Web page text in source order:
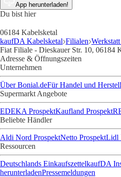
App herunterladen!
Du bist hier
06184 Kabelsketal
kaufDA Kabelsketal Filialen
Fiat Filiale - Dieskauer Str. 10, 06184
Adresse & Öffnungszeiten
Unternehmen
Über Bonial.deFür Handel und
Supermarkt Angebote
EDEKA ProspektKaufland Prospekt
Beliebte Händler
Aldi Nord ProspektNetto ProspektLidl
Ressourcen
Deutschlands EinkaufszettelkaufDA
herunterladenPressemeldungen